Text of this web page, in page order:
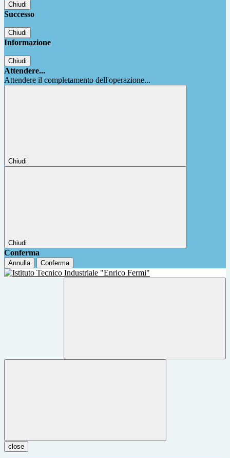
Chiudi
Successo
Chiudi
Informazione
Chiudi
Attendere...
Attendere il completamento dell'operazione...
Chiudi
Chiudi
Conferma
Annulla Conferma
close